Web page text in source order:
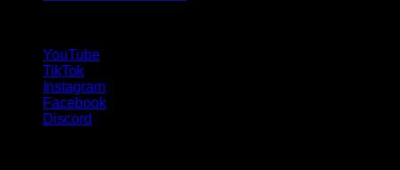
YouTube
TikTok
Instagram
Facebook
Discord